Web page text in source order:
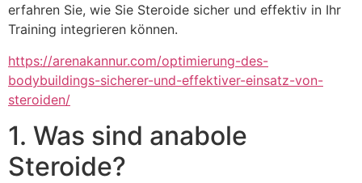
erfahren Sie, wie Sie Steroide sicher und effektiv in Ihr
Training integrieren können.
https://arenakannur.com/optimierung-des-
bodybuildings-sicherer-und-effektiver-einsatz-von-
steroiden/
1. Was sind anabole
Steroide?